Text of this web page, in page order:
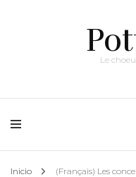
Le
Inicio (Français) Les